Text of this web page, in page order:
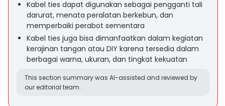
Kabel ties dapat digunakan sebagai pengganti tali
darurat, menata peralatan berkebun, dan
memperbaiki perabot sementara
Kabel ties juga bisa dimanfaatkan dalam kegiatan
kerajinan tangan atau DIY karena tersedia dalam
berbagai warna, ukuran, dan tingkat kekuatan
This section summary was AI-assisted and reviewed by
our editorial team.